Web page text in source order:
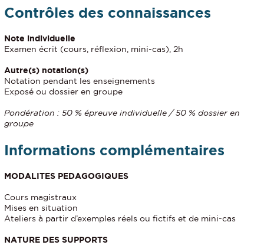
Contrôles des connaissances
Note individuelle
Examen écrit (cours, réflexion, mini-cas), 2h
Autre(s) notation(s)
Notation pendant les enseignements
Exposé ou dossier en groupe
Pondération : 50 % épreuve individuelle / 50 % dossier en
groupe
Informations complémentaires
MODALITES PEDAGOGIQUES
Cours magistraux
Mises en situation
Ateliers à partir d’exemples réels ou fictifs et de mini-cas
NATURE DES SUPPORTS